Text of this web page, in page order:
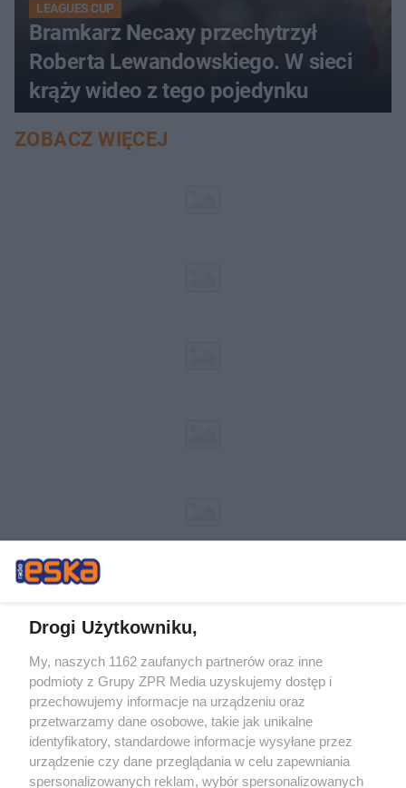
LEAGUES CUP
Bramkarz Necaxy przechytrzył
Roberta Lewandowskiego. W sieci
krąży wideo z tego pojedynku
ZOBACZ WIĘCEJ
Żaden utwór zamieszczony w serwisie nie może być powielany i
rozpowszechniany lub dalej rozpowszechniany w jakikolwiek sposób (w
tym także elektroniczny lub mechaniczny) na jakimkolwiek polu
eksploatacji w jakiejkolwiek formie, włącznie z umieszczaniem w Internecie
bez pisemnej zgody właściciela praw. Jakiekolwiek użycie lub
wykorzystanie utworów w całości lub w części z naruszeniem prawa, tzn.
bez właściwej zgody, jest zabronione pod groźbą kary i może być ścigane
prawnie.
Drogi Użytkowniku,
My, naszych 1162 zaufanych partnerów oraz inne
podmioty z Grupy ZPR Media uzyskujemy dostęp i
przechowujemy informacje na urządzeniu oraz
przetwarzamy dane osobowe, takie jak unikalne
identyfikatory, standardowe informacje wysyłane przez
urządzenie czy dane przeglądania w celu zapewniania
spersonalizowanych reklam, wybór spersonalizowanych